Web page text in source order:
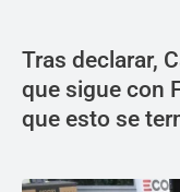
Tras declarar,
que sigue con
que esto se